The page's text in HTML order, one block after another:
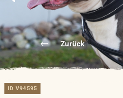
Zurück
ID V94595